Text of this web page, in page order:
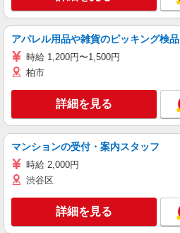
アパレル用品や雑貨のピッキング検品
時給 1,200円〜1,500円
柏市
詳細を見る
マンションの受付・案内スタッフ
時給 2,000円
渋谷区
詳細を見る